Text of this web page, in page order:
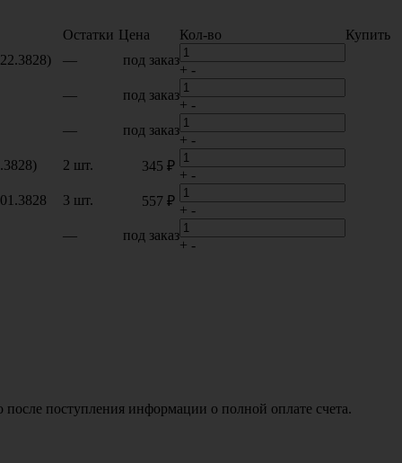
Остатки Цена Кол-во
Купить
— под заказ
+ -
—
под заказ
+ -
—
под заказ
+ -
2 шт. 345 ₽
+ -
3 шт. 557 ₽
+ -
—
под заказ
+ -
поступления информации о полной оплате счета.